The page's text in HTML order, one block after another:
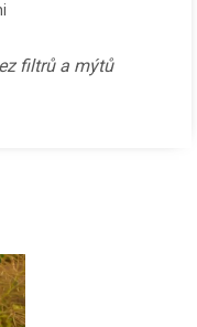
filtrů a mýtů